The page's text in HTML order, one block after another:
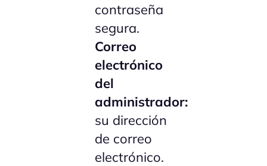
contraseña
segura.
Correo
electrónico
del
administrador:
su dirección
de correo
electrónico.